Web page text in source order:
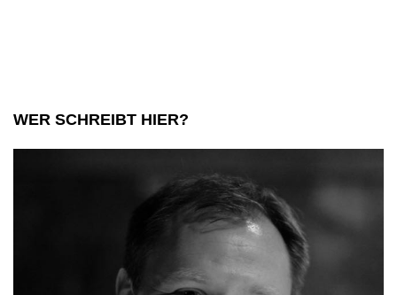
WER SCHREIBT HIER?